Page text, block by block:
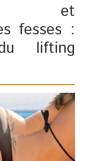
et
fesses :
lifting